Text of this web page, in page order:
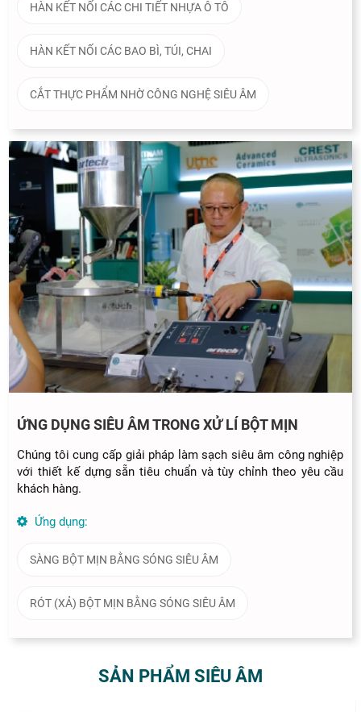
HÀN KẾT NỐI CÁC CHI TIẾT NHỰA Ô TÔ
HÀN KẾT NỐI CÁC BAO BÌ, TÚI, CHAI
CẮT THỰC PHẨM NHỜ CÔNG NGHỆ SIÊU ÂM
ỨNG DỤNG SIÊU ÂM TRONG XỬ LÍ BỘT MỊN
Chúng tôi cung cấp giải pháp làm sạch siêu âm công nghiệp
với thiết kế dựng sẵn tiêu chuẩn và tùy chỉnh theo yêu cầu
khách hàng.
Ứng dụng:
SÀNG BỘT MỊN BẰNG SÓNG SIÊU ÂM
RÓT (XẢ) BỘT MỊN BẰNG SÓNG SIÊU ÂM
SẢN PHẨM SIÊU ÂM